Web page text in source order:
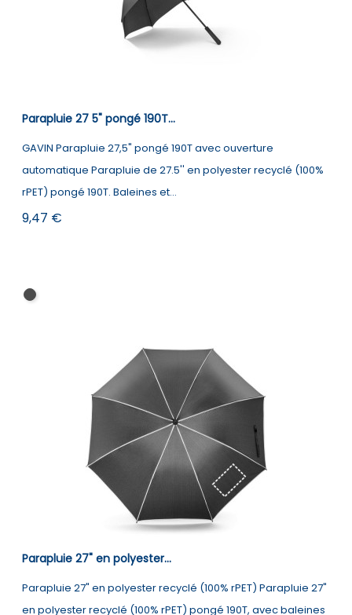
Parapluie 27 5" pongé 190T...
GAVIN Parapluie 27,5" pongé 190T avec ouverture
automatique Parapluie de 27.5'' en polyester recyclé (100%
rPET) pongé 190T. Baleines et...
Prix
9,47 €
Noir
Parapluie 27" en polyester...
Parapluie 27" en polyester recyclé (100% rPET) Parapluie 27"
en polyester recyclé (100% rPET) pongé 190T, avec baleines